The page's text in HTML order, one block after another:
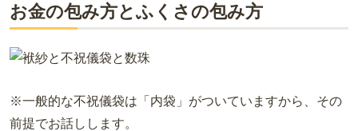
お金の包み方とふくさの包み方
※一般的な不祝儀袋は「内袋」がついていますから、その
前提でお話しします。